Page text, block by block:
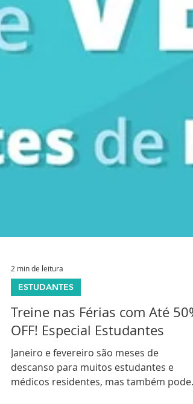
2 min de leitura
ESTUDANTES
Treine nas Férias com Até 50%